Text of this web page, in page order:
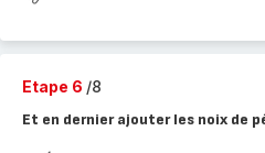
Etape 6 /8
Et en dernier ajouter les noix de